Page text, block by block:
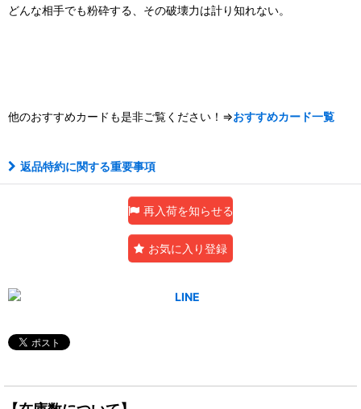
どんな相手でも粉砕する、その破壊力は計り知れない。
他のおすすめカードも是非ご覧ください！⇒おすすめカード一覧
返品特約に関する重要事項
再入荷を知らせる
お気に入り登録